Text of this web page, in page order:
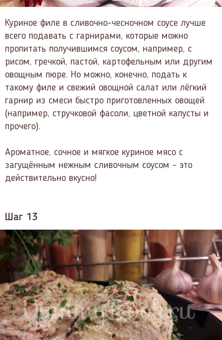
Куриное филе в сливочно-чесночном соусе лучше
всего подавать с гарнирами, которые можно
пропитать получившимся соусом, например, с
рисом, гречкой, пастой, картофельным или другим
овощным пюре. Но можно, конечно, подать к
такому филе и свежий овощной салат или лёгкий
гарнир из смеси быстро приготовленных овощей
(например, стручковой фасоли, цветной капусты и
прочего).
Ароматное, сочное и мягкое куриное мясо с
загущённым нежным сливочным соусом - это
действительно вкусно!
Шаг 13